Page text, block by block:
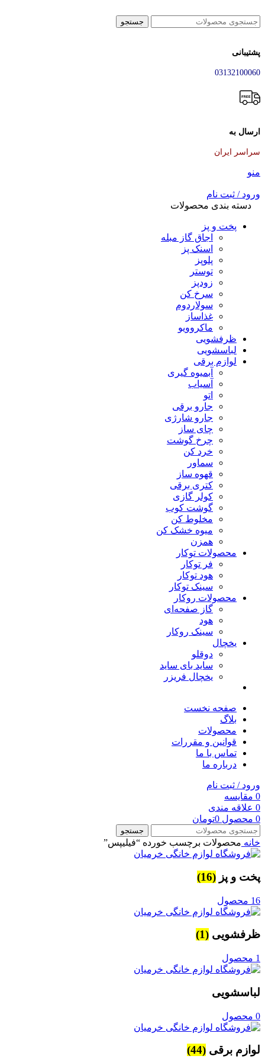
جستجو
پشتیبانی
03132100060
ارسال به
سراسر ایران
منو
ورود / ثبت نام
دسته بندی محصولات
پخت و پز
اجاق گاز مبله
اسنک پز
پلوپز
توستر
زودپز
سرخ کن
سولاردوم
غذاساز
ماکروویو
ظرفشویی
لباسشویی
لوازم برقی
آبمیوه گیری
آسیاب
اتو
جارو برقی
جارو شارژی
چای ساز
چرخ گوشت
خرد کن
سماور
قهوه ساز
کتری برقی
کولر گازی
گوشت کوب
مخلوط کن
میوه خشک کن
همزن
محصولات توکار
فر توکار
هود توکار
سینک توکار
محصولات روکار
گاز صفحه‌ای
هود
سینک روکار
یخچال
دوقلو
ساید بای ساید
یخچال فریزر
صفحه نخست
بلاگ
محصولات
قوانین و مقررات
تماس با ما
درباره ما
ورود / ثبت نام
0 مقایسه
0 علاقه مندی
0 محصول 0تومان
جستجو
خانه محصولات برچسب خورده “فیلیپس”
پخت و پز (16)
16 محصول
ظرفشویی (1)
1 محصول
لباسشویی
0 محصول
لوازم برقی (44)